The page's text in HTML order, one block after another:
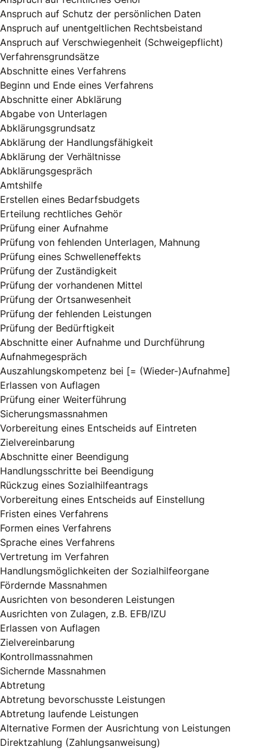
Anspruch auf Schutz der persönlichen Daten
Anspruch auf unentgeltlichen Rechtsbeistand
Anspruch auf Verschwiegenheit (Schweigepflicht)
Verfahrensgrundsätze
Abschnitte eines Verfahrens
Beginn und Ende eines Verfahrens
Abschnitte einer Abklärung
Abgabe von Unterlagen
Abklärungsgrundsatz
Abklärung der Handlungsfähigkeit
Abklärung der Verhältnisse
Abklärungsgespräch
Amtshilfe
Erstellen eines Bedarfsbudgets
Erteilung rechtliches Gehör
Prüfung einer Aufnahme
Prüfung von fehlenden Unterlagen, Mahnung
Prüfung eines Schwelleneffekts
Prüfung der Zuständigkeit
Prüfung der vorhandenen Mittel
Prüfung der Ortsanwesenheit
Prüfung der fehlenden Leistungen
Prüfung der Bedürftigkeit
Abschnitte einer Aufnahme und Durchführung
Aufnahmegespräch
Auszahlungskompetenz bei [= (Wieder-)Aufnahme]
Erlassen von Auflagen
Prüfung einer Weiterführung
Sicherungsmassnahmen
Vorbereitung eines Entscheids auf Eintreten
Zielvereinbarung
Abschnitte einer Beendigung
Handlungsschritte bei Beendigung
Rückzug eines Sozialhilfeantrags
Vorbereitung eines Entscheids auf Einstellung
Fristen eines Verfahrens
Formen eines Verfahrens
Sprache eines Verfahrens
Vertretung im Verfahren
Handlungsmöglichkeiten der Sozialhilfeorgane
Fördernde Massnahmen
Ausrichten von besonderen Leistungen
Ausrichten von Zulagen, z.B. EFB/IZU
Erlassen von Auflagen
Zielvereinbarung
Kontrollmassnahmen
Sichernde Massnahmen
Abtretung
Abtretung bevorschusste Leistungen
Abtretung laufende Leistungen
Alternative Formen der Ausrichtung von Leistungen
Direktzahlung (Zahlungsanweisung)